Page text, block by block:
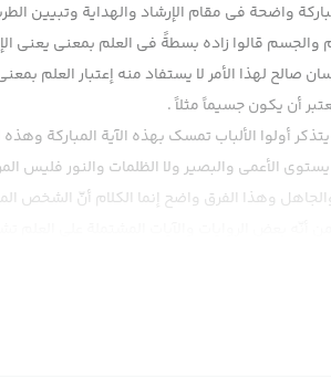
واضحة في مقام الإرشاد والهداية وتبيين
قالوا زاده بسطةً في العلم بمعنى يعني
لهذا الأمر لا يستفاد منه إعتبار العلم
أن يكون جسيماً مثلاً .
أولوا الألباب تمسك بهذه الآية المباركة وهذه
الأعمى والبصير ولا الظلمات والنور فليس
وهذا الفرق واضح إنما الكلام أنّ الشخص
أتعجب من هذا القائل هسة ليس غرضنا التعرض
بالمعنى المصطلح في الوالي والمتولي جداً غريب .